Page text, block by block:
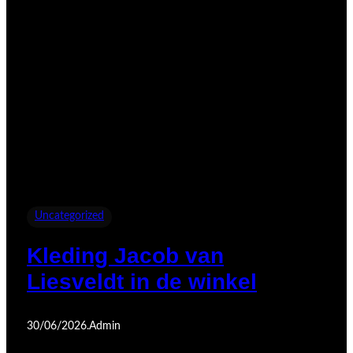
Uncategorized
Kleding Jacob van
Liesveldt in de winkel
30/06/2026.Admin